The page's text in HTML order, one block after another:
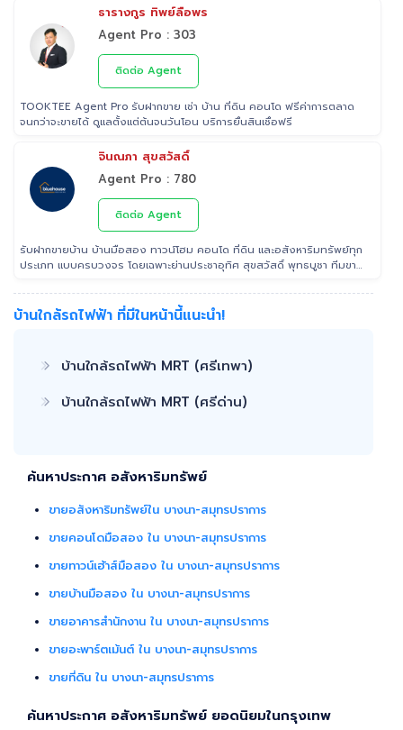
ธารางกูร ทิพย์ลือพร
Agent Pro : 303
ติดต่อ Agent
TOOKTEE Agent Pro รับฝากขาย เช่า บ้าน ที่ดิน คอนโด ฟรีค่าการตลาด
จนกว่าจะขายได้ ดูแลตั้งแต่ต้นจนวันโอน บริการยื่นสินเชื่อฟรี
จินณภา สุขสวัสดิ์
Agent Pro : 780
ติดต่อ Agent
รับฝากขายบ้าน บ้านมือสอง ทาวน์โฮม คอนโด ที่ดิน และอสังหาริมทรัพย์ทุก
ประเภท แบบครบวงจร โดยเฉพาะย่านประชาอุทิศ สุขสวัสดิ์ พุทธบูชา ทีมขาย
ใส่ ดูแล ลูกค้าในทุกขั้นตอน ติดต่อ 022953905 Line: @Tooktee
บ้านใกล้รถไฟฟ้า ที่มีในหน้านี้แนะนำ!
บ้านใกล้รถไฟฟ้า MRT (ศรีเทพา)
บ้านใกล้รถไฟฟ้า MRT (ศรีด่าน)
ค้นหาประกาศ อสังหาริมทรัพย์
ขายอสังหาริมทรัพย์ใน บางนา-สมุทรปราการ
ขายคอนโดมือสอง ใน บางนา-สมุทรปราการ
ขายทาวน์เฮ้าส์มือสอง ใน บางนา-สมุทรปราการ
ขายบ้านมือสอง ใน บางนา-สมุทรปราการ
ขายอาคารสำนักงาน ใน บางนา-สมุทรปราการ
ขายอะพาร์ตเม้นต์ ใน บางนา-สมุทรปราการ
ขายที่ดิน ใน บางนา-สมุทรปราการ
ค้นหาประกาศ อสังหาริมทรัพย์ ยอดนิยมในกรุงเทพ